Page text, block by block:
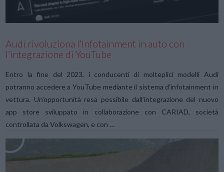
Audi rivoluziona l’Infotainment in auto con
l’integrazione di YouTube
Entro la fine del 2023, i conducenti di molteplici modelli Audi
potranno accedere a YouTube mediante il sistema d’infotainment in
vettura. Un’opportunità resa possibile dall’integrazione del nuovo
app store sviluppato in collaborazione con CARIAD, società
controllata da Volkswagen, e con …